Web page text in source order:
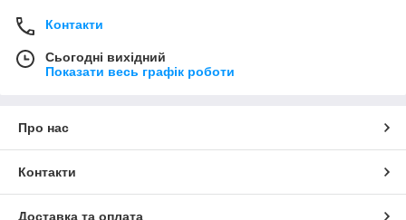
Контакти
Сьогодні вихідний
Показати весь графік роботи
Про нас
Контакти
Доставка та оплата